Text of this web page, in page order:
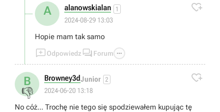
A alanowskialan 1
2024-08-29 13:03

Hopie mam tak samo
Odpowiedz  Forum 
B
👎
Browney3dJunior 2
2024-06-20 13:18

No cóż... Trochę nie tego się spodziewałem kupując tę